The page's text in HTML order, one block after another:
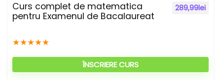
Curs complet de matematica
pentru Examenul de Bacalaureat
★★★★★
289,99lei
ÎNSCRIERE CURS